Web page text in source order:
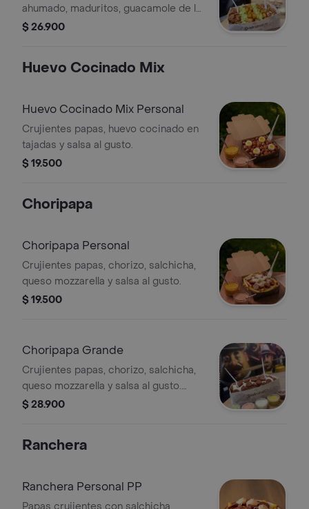
ahumado, maduritos, guacamole de la
casa, pico de gallo y salsa al gusto.
$ 26.900
Huevo Cocinado Mix
Huevo Cocinado Mix Personal
Crujientes papas, huevo cocinado en
tajadas y salsa al gusto.
$ 19.500
Choripapa
Choripapa Personal
Crujientes papas, chorizo, salchicha,
queso mozzarella y salsa al gusto.
$ 19.500
Choripapa Grande
Crujientes papas, chorizo, salchicha,
queso mozzarella y salsa al gusto.
PARA DOS A TRES PERSONAS
$ 28.900
Ranchera
Ranchera Personal PP